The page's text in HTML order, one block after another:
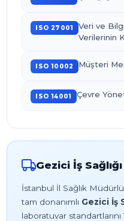
ISO 27001
Veri ve
Verilerinin
ISO 10002 Müşteri
ISO 14001 Çevre
Gezici İş
İstanbul İl Sağlık
tam donanımlı Gezici İş
laboratuvar